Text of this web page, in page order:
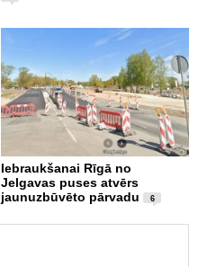
Iebraukšanai Rīgā no
Jelgavas puses atvērs
jaunuzbūvēto pārvadu
6